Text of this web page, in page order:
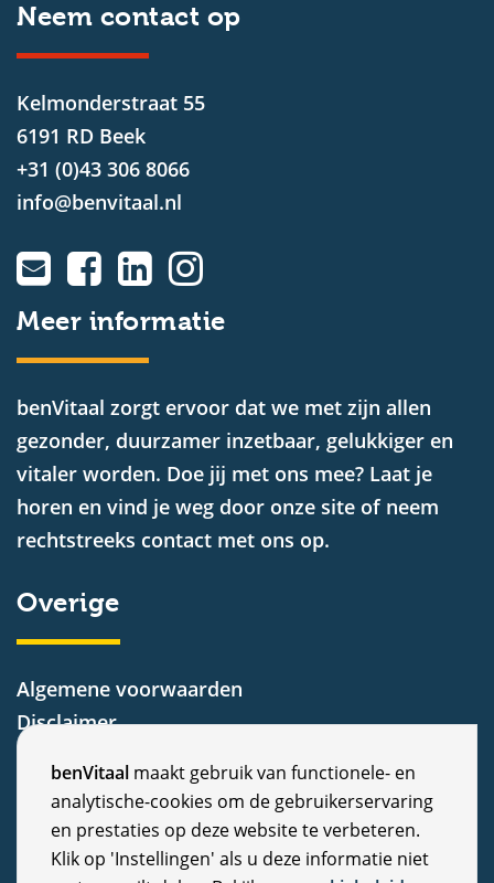
C
o
o
benVitaal maakt gebruik van functionele- en
analytische-cookies om de gebruikerservaring
en prestaties op deze website te verbeteren.
Klik op 'Instellingen' als u deze informatie niet
Neem contact op
Kelmonderstraat 55
6191 RD Beek
+31 (0)43 306 8066
info@benvitaal.nl
Meer informatie
benVitaal zorgt ervoor dat we met zijn allen
gezonder, duurzamer inzetbaar, gelukkiger en
vitaler worden. Doe jij met ons mee? Laat je
horen en vind je weg door onze site of neem
rechtstreeks contact met ons op.
Overige
Algemene voorwaarden
Disclaimer
Cookiebeleid
Nieuws
Vacatures